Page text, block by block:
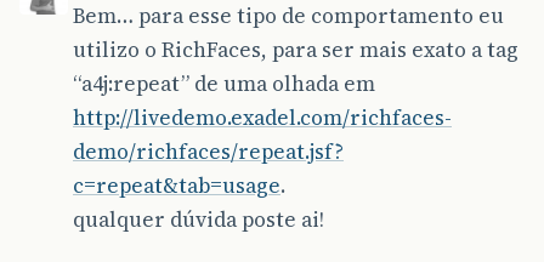
Bem… para esse tipo de comportamento eu
utilizo o RichFaces, para ser mais exato a tag
“a4j:repeat” de uma olhada em
http://livedemo.exadel.com/richfaces-
demo/richfaces/repeat.jsf?
c=repeat&tab=usage.
qualquer dúvida poste ai!